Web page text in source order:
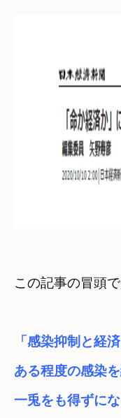
「感染抑制と経
ある程度の感染
⼀兎をも得ずに